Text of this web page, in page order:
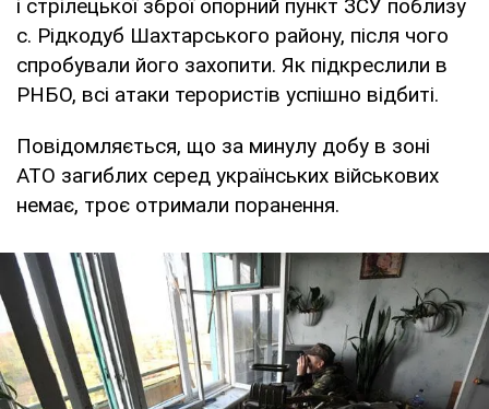
і стрілецької зброї опорний пункт ЗСУ поблизу
с. Рідкодуб Шахтарського району, після чого
спробували його захопити. Як підкреслили в
РНБО, всі атаки терористів успішно відбиті.
Повідомляється, що за минулу добу в зоні
АТО загиблих серед українських військових
немає, троє отримали поранення.